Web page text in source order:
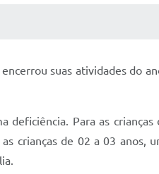
suas atividades do
deficiência. Para as
crianças de 02 a 03 anos,